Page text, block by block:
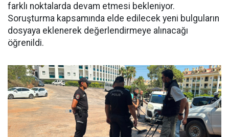
farklı noktalarda devam etmesi bekleniyor.
Soruşturma kapsamında elde edilecek yeni bulguların
dosyaya eklenerek değerlendirmeye alınacağı
öğrenildi.